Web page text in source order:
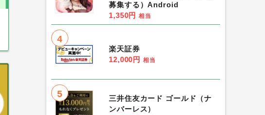
募集する）Android
1,350円 相当
4
楽天証券
12,000円 相当
5
三井住友カード ゴールド（ナ
ンバーレス）